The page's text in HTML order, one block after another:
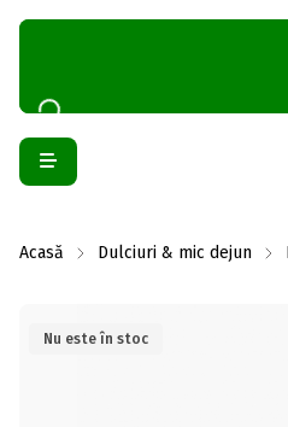
Acasă Dulciuri & mic dejun
Nu este în stoc